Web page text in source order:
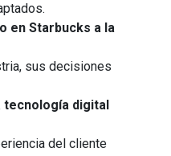
en Starbucks a la
sus decisiones
digital
del cliente